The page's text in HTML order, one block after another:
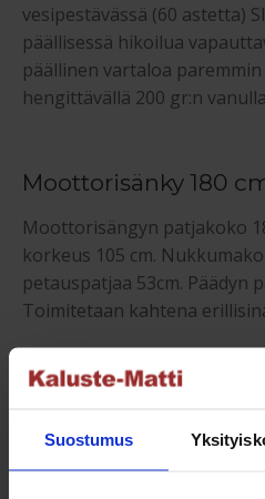
Suostumus
vesipestävässä (60 astetta)
päällisessä hikoilua
päällinen vartaloa
hengittävällä 200 gr:n
Moottorisänky 180
Moottorisängyn patjakoko
korkeus 105 cm.
petauspatjaa 53cm. Päädyn
Toimitetaan kahtena
Säätösänky 180 cm
Toinen puoli Hard- jäykkyys
suosituspainolle 65-85 kg /